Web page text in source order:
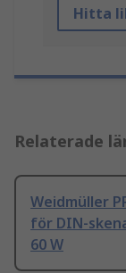
Hitta
Relaterade
Weidmüller
för DIN-skena
60 W